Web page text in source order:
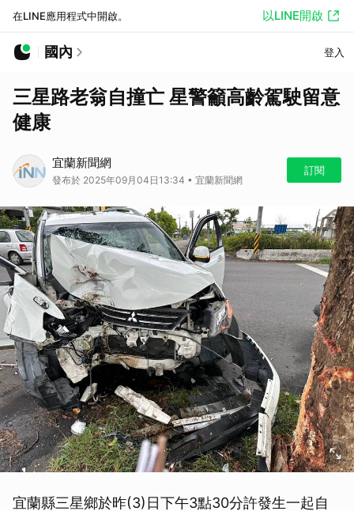
在LINE應用程式中開啟。 以LINE開啟
國內 登入
三星路老翁自撞亡 星警籲高齡駕駛留意
健康
宜蘭新聞網
發布於 2025年09月04日13:34 • 宜蘭新聞網
訂閱
宜蘭縣三星鄉於昨(3)日下午3點30分許發生一起自